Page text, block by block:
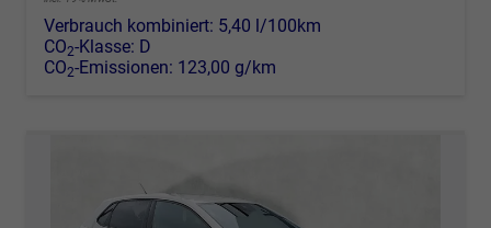
Verbrauch kombiniert: 5,40 l/100km
CO2-Klasse: D
CO2-Emissionen: 123,00 g/km